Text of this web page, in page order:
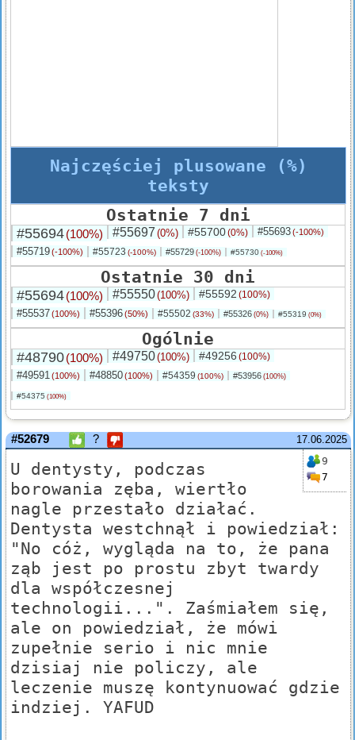
Najczęściej plusowane (%)
teksty
Ostatnie 7 dni
#55694(100%) #55697 (0%) #55700(0%) #55693(-100%)
#55719(-100%) #55723 (-100%) #55729 (-100%) #55730 (-100%)
Ostatnie 30 dni
#55694(100%) #55550(100%) #55592 (100%)
#55537(100%) #55396(50%) #55502 (33%) #55326 (0%) #55319 (0%)
Ogólnie
#48790(100%) #49750(100%) #49256 (100%)
#49591(100%) #48850(100%) #54359 (100%) #53956 (100%)
#54375 (100%)
17.06.2025
#52679 ?
9
7
U dentysty, podczas
borowania zęba, wiertło
nagle przestało działać.
Dentysta westchnął i powiedział:
"No cóż, wygląda na to, że pana
ząb jest po prostu zbyt twardy
dla współczesnej
technologii...". Zaśmiałem się,
ale on powiedział, że mówi
zupełnie serio i nic mnie
dzisiaj nie policzy, ale
leczenie muszę kontynuować gdzie
indziej. YAFUD